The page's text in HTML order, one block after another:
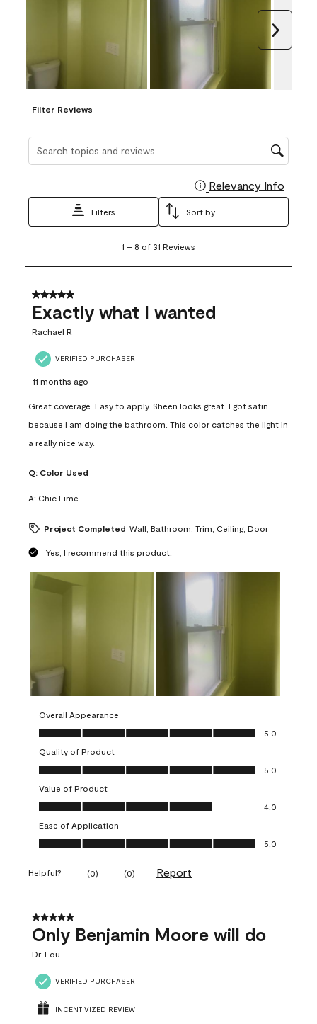
Filter Reviews
Relevancy Info
Filters Sort by
8
31
Reviews
1 – 8 of 31 Reviews
5 out of 5 stars.
Exactly what I wanted
Rachael R
VERIFIED PURCHASER
11 months ago
Great coverage. Easy to apply. Sheen looks great. I got satin
because I am doing the bathroom. This color catches the light in
a really nice way.
Q: Color Used
A: Chic Lime
Project Completed Wall, Bathroom, Trim, Ceiling, Door
Yes, I recommend this product.
Overall Appearance
Overall Appearance, 5.0 out of 5
5.0
Quality of Product
Quality of Product, 5.0 out of 5
5.0
Value of Product
Value of Product, 4.0 out of 5
4.0
Ease of Application
Ease of Application, 5.0 out of 5
5.0
Helpful? (0) (0) Report
5 out of 5 stars.
Only Benjamin Moore will do
Dr. Lou
VERIFIED PURCHASER
INCENTIVIZED REVIEW